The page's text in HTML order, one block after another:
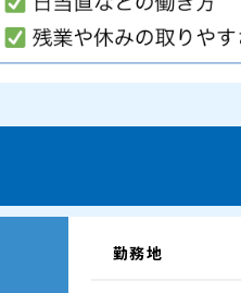
勤務地